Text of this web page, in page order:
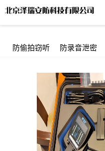
防偷拍窃听 防录音泄密